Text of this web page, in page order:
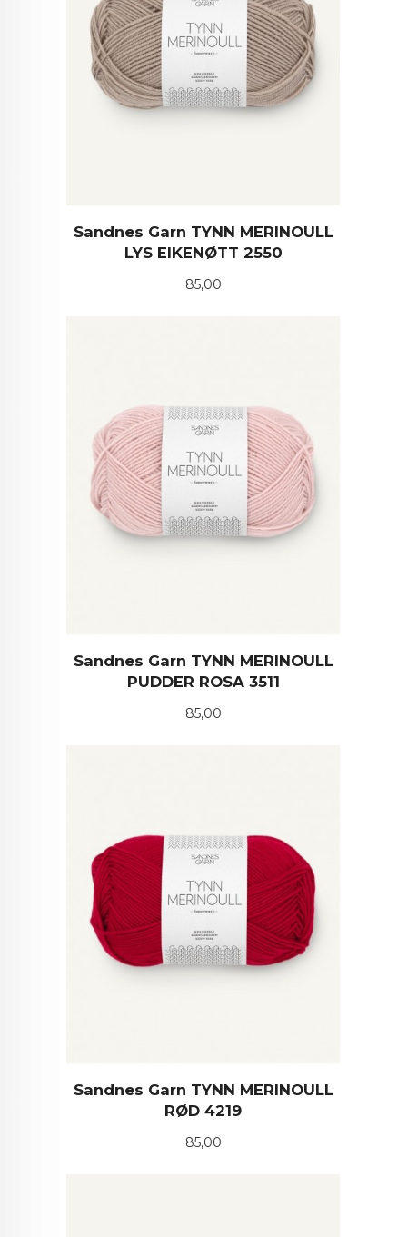
Sandnes Garn TYNN MERINOULL
LYS EIKENØTT 2550
Pris
85,00
Sandnes Garn TYNN MERINOULL
PUDDER ROSA 3511
Pris
85,00
Sandnes Garn TYNN MERINOULL
RØD 4219
Pris
85,00